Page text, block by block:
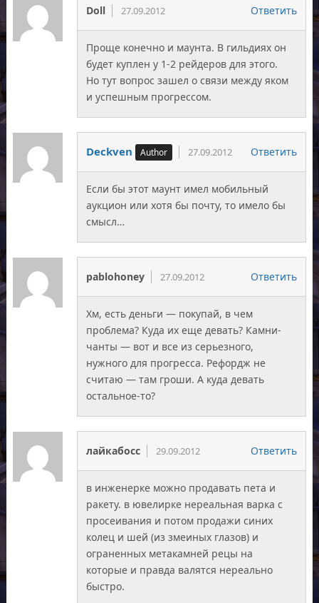
Doll 27.09.2012 Ответить
Проще конечно и маунта. В гильдиях он
будет куплен у 1-2 рейдеров для этого.
Но тут вопрос зашел о связи между яком
и успешным прогрессом.
Deckven 27.09.2012 Ответить
Если бы этот маунт имел мобильный
аукцион или хотя бы почту, то имело бы
смысл…
pablohoney 27.09.2012 Ответить
Хм, есть деньги — покупай, в чем
проблема? Куда их еще девать? Камни-
чанты — вот и все из серьезного,
нужного для прогресса. Рефордж не
считаю — там гроши. А куда девать
остальное-то?
лайкабосс 29.09.2012 Ответить
в инженерке можно продавать пета и
ракету. в ювелирке нереальная варка с
просеивания и потом продажи синих
колец и шей (из змеиных глазов) и
ограненных метакамней рецы на
которые и правда валятся нереально
быстро.